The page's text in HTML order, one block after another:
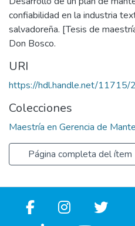
confiabilidad en la industria
salvadoreña. [Tesis de
Don Bosco.
URI
https://hdl.handle.net/11715/
Colecciones
Maestría en Gerencia de
Página completa del ítem